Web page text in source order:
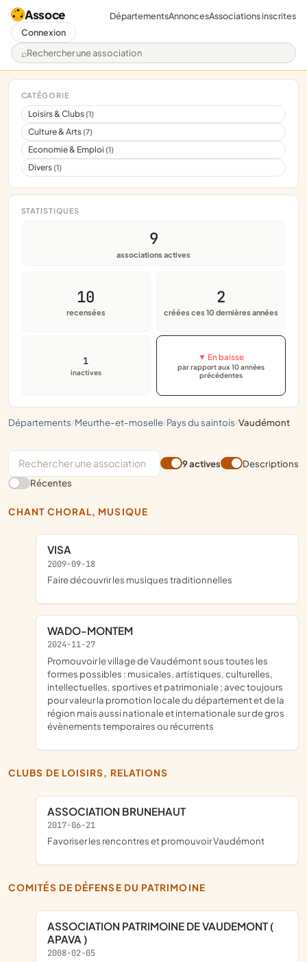
Assoce
Rechercher une association
DépartementsAnnoncesAssociations inscrites
Connexion
départements/ meurthe-et-moselle/ pays du saintois/ vaudémont
CATÉGORIE
Loisirs & Clubs(1)
Culture & Arts(7)
Economie & Emploi(1)
Divers(1)
STATISTIQUES
9
associations actives
10
recensées
2
créées ces 10 dernières années
1
inactives
▼ En baisse
par rapport aux 10 années
précédentes
9 actives
Descriptions
Récentes
CHANT CHORAL, MUSIQUE
VISA
2009-09-18
faire découvrir les musiques traditionnelles
WADO-MONTEM
2024-11-27
promouvoir le village de Vaudémont sous toutes les
formes possibles : musicales, artistiques, culturelles,
intellectuelles, sportives et patrimoniale ; avec toujours
pour valeur la promotion locale du département et de la
région mais aussi nationale et internationale sur de gros
évènements temporaires ou récurrents
CLUBS DE LOISIRS, RELATIONS
ASSOCIATION BRUNEHAUT
2017-06-21
favoriser les rencontres et promouvoir Vaudémont
COMITÉS DE DÉFENSE DU PATRIMOINE
ASSOCIATION PATRIMOINE DE VAUDEMONT (
APAVA )
2008-02-05